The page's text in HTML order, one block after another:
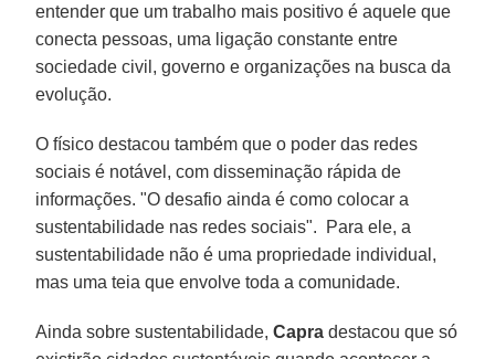
entender que um trabalho mais positivo é aquele que
conecta pessoas, uma ligação constante entre
sociedade civil, governo e organizações na busca da
evolução.
O físico destacou também que o poder das redes
sociais é notável, com disseminação rápida de
informações. "O desafio ainda é como colocar a
sustentabilidade nas redes sociais". Para ele, a
sustentabilidade não é uma propriedade individual,
mas uma teia que envolve toda a comunidade.
Ainda sobre sustentabilidade,Capra destacou que só